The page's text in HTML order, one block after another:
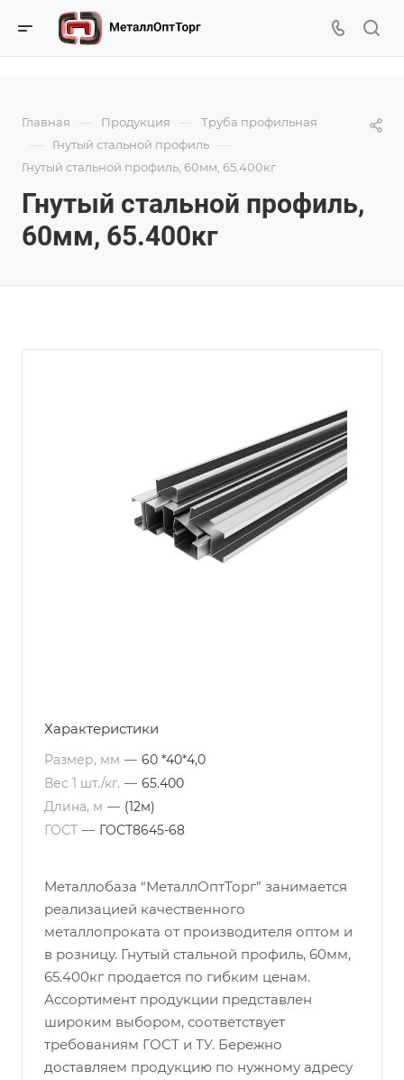
Главная — Продукция — Труба профильная
— Гнутый стальной профиль —
Гнутый стальной профиль, 60мм, 65.400кг
Гнутый стальной профиль,
60мм, 65.400кг
Характеристики
Размер, мм — 60 *40*4,0
Вес 1 шт./кг. — 65.400
Длина, м — (12м)
ГОСТ — ГОСТ8645-68
Металлобаза “МеталлОптТорг” занимается
реализацией качественного
металлопроката от производителя оптом и
в розницу. Гнутый стальной профиль, 60мм,
65.400кг продается по гибким ценам.
Ассортимент продукции представлен
широким выбором, соответствует
требованиям ГОСТ и ТУ. Бережно
доставляем продукцию по нужному адресу